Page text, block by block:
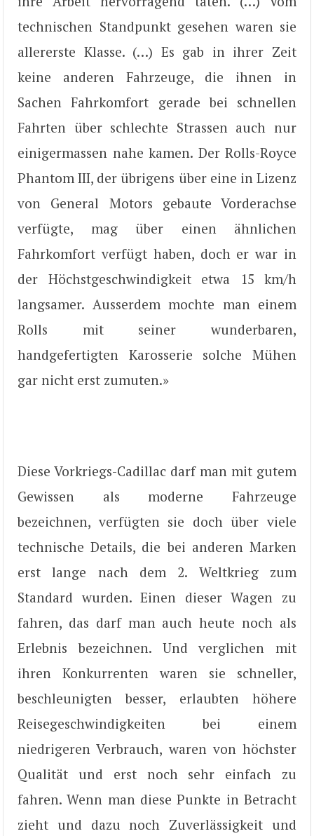
technischen Standpunkt gesehen waren sie
allererste Klasse. (…) Es gab in ihrer Zeit
keine anderen Fahrzeuge, die ihnen in
Sachen Fahrkomfort gerade bei schnellen
Fahrten über schlechte Strassen auch nur
einigermassen nahe kamen. Der Rolls-Royce
Phantom III, der übrigens über eine in Lizenz
von General Motors gebaute Vorderachse
verfügte, mag über einen ähnlichen
Fahrkomfort verfügt haben, doch er war in
der Höchstgeschwindigkeit etwa 15 km/h
langsamer. Ausserdem mochte man einem
Rolls mit seiner wunderbaren,
handgefertigten Karosserie solche Mühen
gar nicht erst zumuten.»
Diese Vorkriegs-Cadillac darf man mit gutem
Gewissen als moderne Fahrzeuge
bezeichnen, verfügten sie doch über viele
technische Details, die bei anderen Marken
erst lange nach dem 2. Weltkrieg zum
Standard wurden. Einen dieser Wagen zu
fahren, das darf man auch heute noch als
Erlebnis bezeichnen. Und verglichen mit
ihren Konkurrenten waren sie schneller,
beschleunigten besser, erlaubten höhere
Reisegeschwindigkeiten bei einem
niedrigeren Verbrauch, waren von höchster
Qualität und erst noch sehr einfach zu
fahren. Wenn man diese Punkte in Betracht
zieht und dazu noch Zuverlässigkeit und